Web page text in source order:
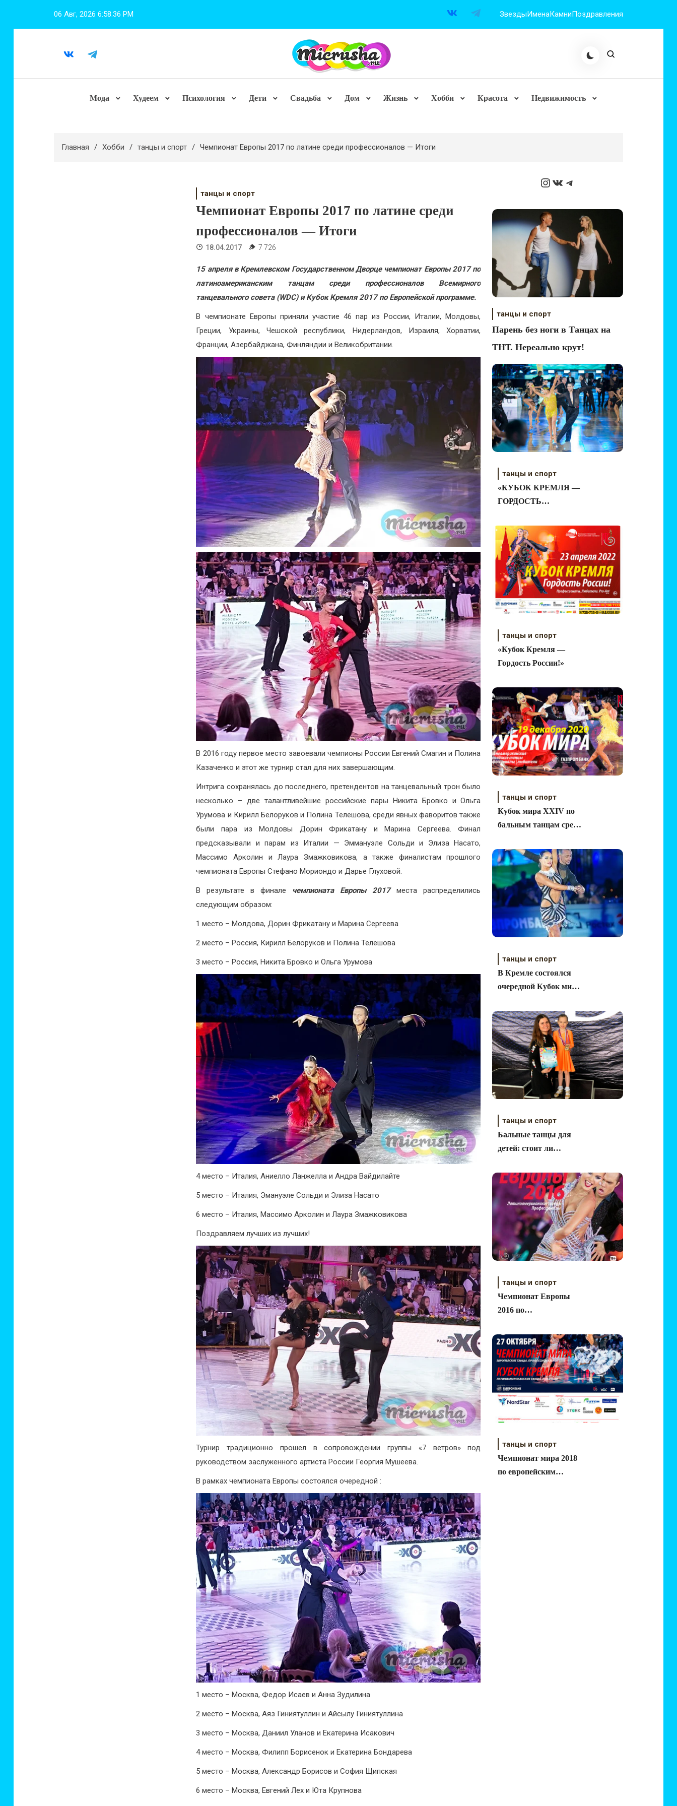
06 Авг, 2026 6:58:37 PM ЗвездыИменаКамниПоздравления
Мода Худеем Психология Дети Свадьба Дом Жизнь Хобби Красота Недвижимость
Главная Хобби танцы и спорт Чемпионат Европы 2017 по латине среди профессионалов — Итоги
танцы и спорт
Чемпионат Европы 2017 по латине среди
профессионалов — Итоги
18.04.2017 7 726
15 апреля в Кремлевском Государственном Дворце чемпионат Европы 2017 по
латиноамериканским танцам среди профессионалов Всемирного
танцевального совета (WDC) и Кубок Кремля 2017 по Европейской программе.
В чемпионате Европы приняли участие 46 пар из России, Италии, Молдовы,
Греции, Украины, Чешской республики, Нидерландов, Израиля, Хорватии,
Франции, Азербайджана, Финляндии и Великобритании.
В 2016 году первое место завоевали чемпионы России Евгений Смагин и Полина
Казаченко и этот же турнир стал для них завершающим.
Интрига сохранялась до последнего, претендентов на танцевальный трон было
несколько – две талантливейшие российские пары Никита Бровко и Ольга
Урумова и Кирилл Белоруков и Полина Телешова, среди явных фаворитов также
были пара из Молдовы Дорин Фрикатану и Марина Сергеева. Финал
предсказывали и парам из Италии — Эммануэле Сольди и Элиза Насато,
Массимо Арколин и Лаура Змажковикова, а также финалистам прошлого
чемпионата Европы Стефано Мориондо и Дарье Глуховой.
В результате в финале чемпионата Европы 2017места распределились
следующим образом:
1 место – Молдова, Дорин Фрикатану и Марина Сергеева
2 место – Россия, Кирилл Белоруков и Полина Телешова
3 место – Россия, Никита Бровко и Ольга Урумова
4 место – Италия, Аниелло Ланжелла и Андра Вайдилайте
5 место – Италия, Эмануэле Сольди и Элиза Насато
6 место – Италия, Массимо Арколин и Лаура Змажковикова
Поздравляем лучших из лучших!
Турнир традиционно прошел в сопровождении группы «7 ветров» под
руководством заслуженного артиста России Георгия Мушеева.
В рамках чемпионата Европы состоялся очередной :
1 место – Москва, Федор Исаев и Анна Зудилина
2 место – Москва, Аяз Гиниятуллин и Айсылу Гиниятуллина
3 место – Москва, Даниил Уланов и Екатерина Исакович
4 место – Москва, Филипп Борисенок и Екатерина Бондарева
5 место – Москва, Александр Борисов и София Щипская
6 место – Москва, Евгений Лех и Юта Крупнова
Instagram
ВКонтакте
Telegram
танцы и спорт
Парень без ноги в Танцах на
ТНТ. Нереально крут!
танцы и спорт
«КУБОК КРЕМЛЯ —
ГОРДОСТЬ
Результаты
танцы и спорт
«Кубок Кремля —
Гордость России!»
танцы и спорт
Кубок мира XXIV по
бальным танцам среди
любителей 2020
танцы и спорт
В Кремле состоялся
очередной Кубок мира
латиноамериканской
программе
танцы и спорт
Бальные танцы для
детей: стоит ли
танцы и спорт
Чемпионат Европы
2016 по
танцам среди
профессионалов
танцы и спорт
Чемпионат мира 2018
по европейским